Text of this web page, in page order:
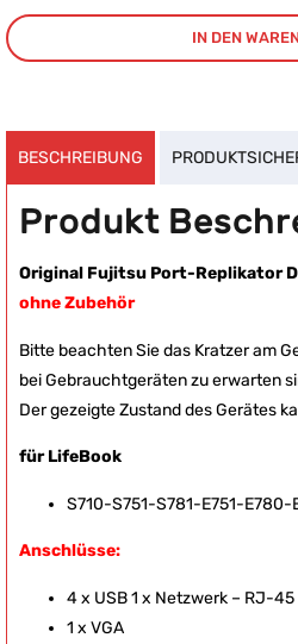
IN DEN
BESCHREIBUNG
Produkt
Original Fujitsu Port-Replikator
ohne Zubehör
Bitte beachten Sie das Kratzer am
bei Gebrauchtgeräten zu erwarten
Der gezeigte Zustand des Gerätes
für LifeBook
S710-S751-S781-E751-E780-
Anschlüsse:
4 x USB 1 x Netzwerk – RJ-45
1 x VGA